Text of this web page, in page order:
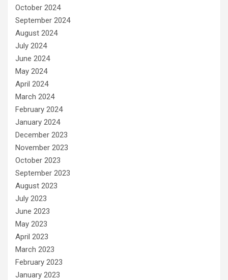
October 2024
September 2024
August 2024
July 2024
June 2024
May 2024
April 2024
March 2024
February 2024
January 2024
December 2023
November 2023
October 2023
September 2023
August 2023
July 2023
June 2023
May 2023
April 2023
March 2023
February 2023
January 2023